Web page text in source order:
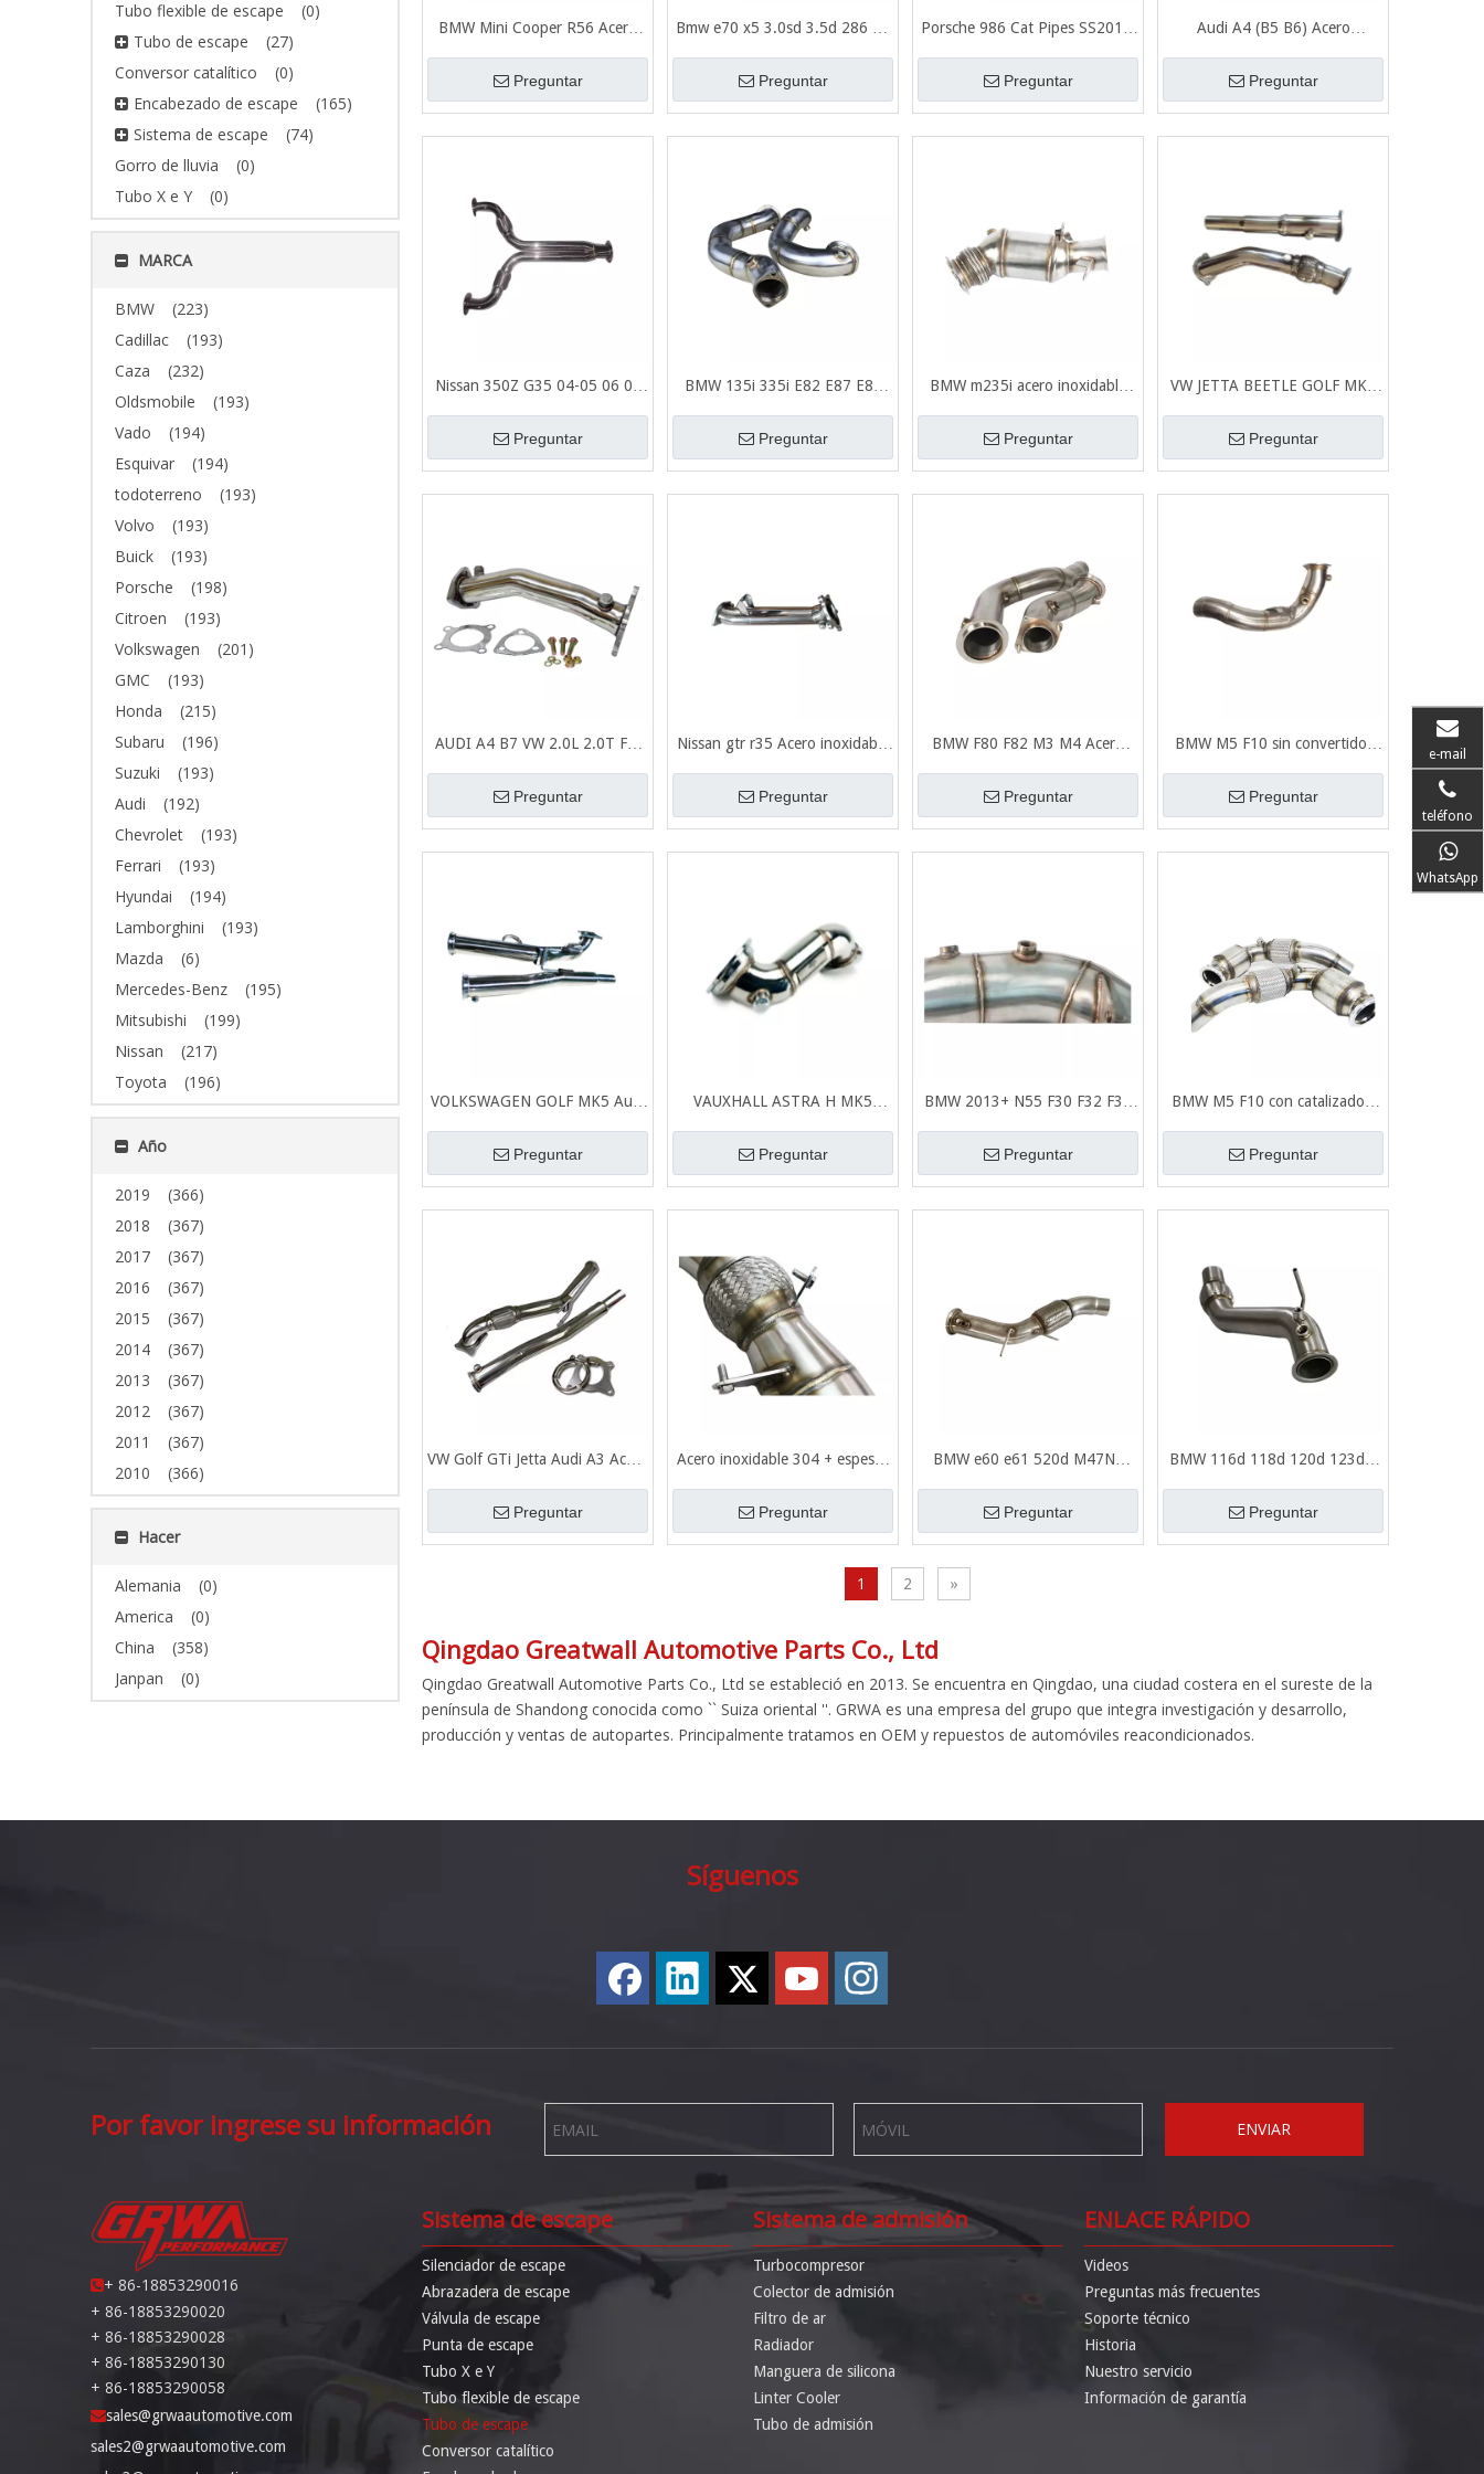
Tubo flexible de escape
(0)
Tubo de escape
(27)
Conversor catalítico
(0)
Encabezado de escape
(165)
Sistema de escape
(74)
Gorro de lluvia
(0)
Tubo X e Y
(0)
MARCA
BMW
(223)
Cadillac
(193)
Caza
(232)
Oldsmobile
(193)
Vado
(194)
Esquivar
(194)
todoterreno
(193)
Volvo
(193)
Buick
(193)
Porsche
(198)
Citroen
(193)
Volkswagen
(201)
GMC
(193)
Honda
(215)
Subaru
(196)
Suzuki
(193)
Audi
(192)
Chevrolet
(193)
Ferrari
(193)
Hyundai
(194)
Lamborghini
(193)
Mazda
(6)
Mercedes-Benz
(195)
Mitsubishi
(199)
Nissan
(217)
Toyota
(196)
Año
2019
(366)
2018
(367)
2017
(367)
2016
(367)
2015
(367)
2014
(367)
2013
(367)
2012
(367)
2011
(367)
2010
(366)
Hacer
Alemania
(0)
America
(0)
China
(358)
Janpan
(0)
BMW Mini Cooper R56 Acero
pulido espejo
Preguntar
Bmw e70 x5 3.0sd 3.5d 286 hp
bajante de escape cepillado
Preguntar
Porsche 986 Cat Pipes SS201 +
espejo
Preguntar
Audi A4 (B5 B6) Acero
de escape pulido
Preguntar
Nissan 350Z G35 04-05 06 07
de escape pulido espejo
Preguntar
BMW 135i 335i E82 E87 E81
inoxidable 304 + espesor
cepillado 1,5 mm bajante de
Preguntar
BMW m235i acero inoxidable
cepillado
Preguntar
VW JETTA BEETLE GOLF MK4
201+ Espejo pulido
Preguntar
AUDI A4 B7 VW 2.0L 2.0T FSI
de escape pulido espejo
Preguntar
Nissan gtr r35 Acero inoxidable
espejo
Preguntar
BMW F80 F82 M3 M4 Acero
cepillado 1.5mm Tubo de escape
Preguntar
BMW M5 F10 sin convertidor
espesor cepillado 1,5 mm
bajante de escape
Preguntar
VOLKSWAGEN GOLF MK5 Audi
inoxidable 201 + bajante de
escape de pulido espejo
Preguntar
VAUXHALL ASTRA H MK5
de escape pulido espejo
Preguntar
BMW 2013+ N55 F30 F32 F33
espesor cepillado 1.5mm bajante
de escape
Preguntar
BMW M5 F10 con catalizador,
Acero inoxidable 304 + bajante
de escape cepillado
Preguntar
VW Golf GTi Jetta Audi A3 Acero
pulido espejo
Preguntar
Acero inoxidable 304 + espesor
escape BMW 328i 330i
Preguntar
BMW e60 e61 520d M47N2
de escape cepillado
Preguntar
BMW 116d 118d 120d 123d 1
bajante de escape cepillado
Preguntar
1 2 »
Qingdao Greatwall Automotive Parts Co., Ltd
Qingdao Greatwall Automotive Parts Co., Ltd se estableció en 2013. Se encuentra en Qingdao, una ciudad costera en el sureste de la
península de Shandong conocida como `` Suiza oriental ''. GRWA es una empresa del grupo que integra investigación y desarrollo,
producción y ventas de autopartes. Principalmente tratamos en OEM y repuestos de automóviles reacondicionados.
Síguenos
Por favor ingrese su información ENVIAR
+ 86-18853290016
+ 86-18853290020
+ 86-18853290028
+ 86-18853290130
+ 86-18853290058
sales@grwaautomotive.com
sales2@grwaautomotive.com
Sistema de escape
Silenciador de escape
Abrazadera de escape
Válvula de escape
Punta de escape
Tubo X e Y
Tubo flexible de escape
Tubo de escape
Conversor catalítico
Sistema de admisión
Turbocompresor
Colector de admisión
Filtro de ar
Radiador
Manguera de silicona
Linter Cooler
Tubo de admisión
ENLACE RÁPIDO
Videos
Preguntas más frecuentes
Soporte técnico
Historia
Nuestro servicio
Información de garantía
e-mail
teléfono
WhatsApp